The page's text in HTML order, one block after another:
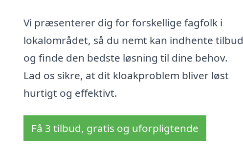
Vi præsenterer dig for forskellige fagfolk i
lokalområdet, så du nemt kan indhente tilbud
og finde den bedste løsning til dine behov.
Lad os sikre, at dit kloakproblem bliver løst
hurtigt og effektivt.
Få 3 tilbud, gratis og uforpligtende